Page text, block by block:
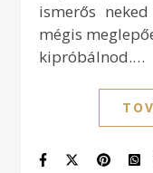
ismerős
mégis
kipróbálnod.…